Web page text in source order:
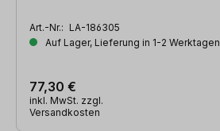
Art.-Nr.: LA-186305
Auf Lager, Lieferung in 1-2 Werktagen
77,30 €
inkl. MwSt. zzgl.
Versandkosten